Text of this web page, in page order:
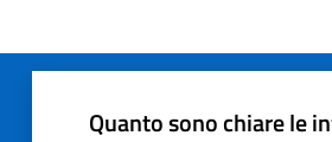
Quanto sono chiare le